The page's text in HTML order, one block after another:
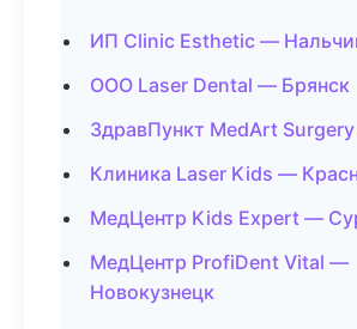
ИП Clinic Esthetic —
ООО Laser Dental — Брянск
ЗдравПункт MedArt
Клиника Laser Kids —
МедЦентр Kids Expert —
МедЦентр ProfiDent Vital —
Новокузнецк